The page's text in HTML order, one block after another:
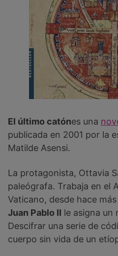
El último catónes una
publicada en 2001 por la
Matilde Asensi.
La protagonista, Ottavia
paleógrafa. Trabaja en el
Vaticano, desde hace
Juan Pablo II le asigna un
Descifrar una serie de
cuerpo sin vida de un